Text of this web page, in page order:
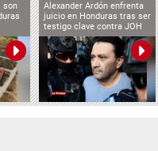
son
Alexander Ardón enfrenta
juicio en Honduras tras ser
testigo clave contra JOH